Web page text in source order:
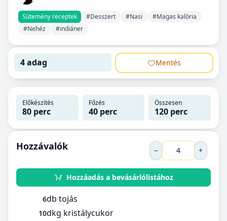
Sütemény receptek #Desszert #Nasi
#Magas kalória
#Nehéz
#indiáner
4 adag Mentés
Előkészítés
80 perc
Főzés
40 perc
Összesen
120 perc
Hozzávalók − +
Hozzáadás a bevásárlólistához
6db tojás
10dkg kristálycukor